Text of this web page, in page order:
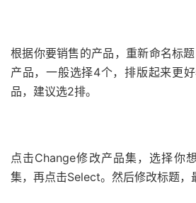
根据你要销售的产品，重新命名标
产品，一般选择4个，排版起来更
品，建议选2排。
点击Change修改产品集，选择你
集，再点击Select。然后修改标题，